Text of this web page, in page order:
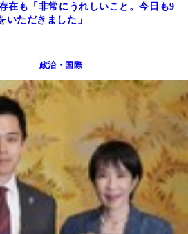
在も「非常にうれしいこと。今日も9
いただきました」
政治・国際